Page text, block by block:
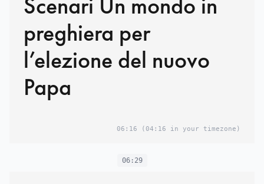
preghiera per
l’elezione del nuovo
Papa
06:16 (04:16 in your timezone)
06:29